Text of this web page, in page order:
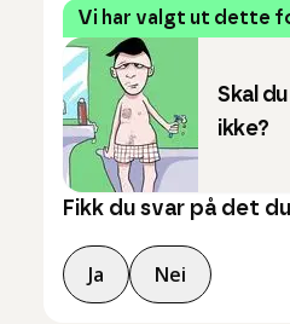
Vi har valgt ut dette
Skal
ikke?
Fikk du svar på det
Ja Nei